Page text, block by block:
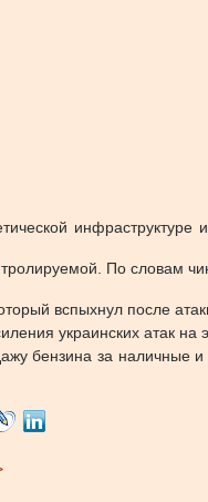
По словам
вспыхнул после
украинских атак на
бензина за наличные